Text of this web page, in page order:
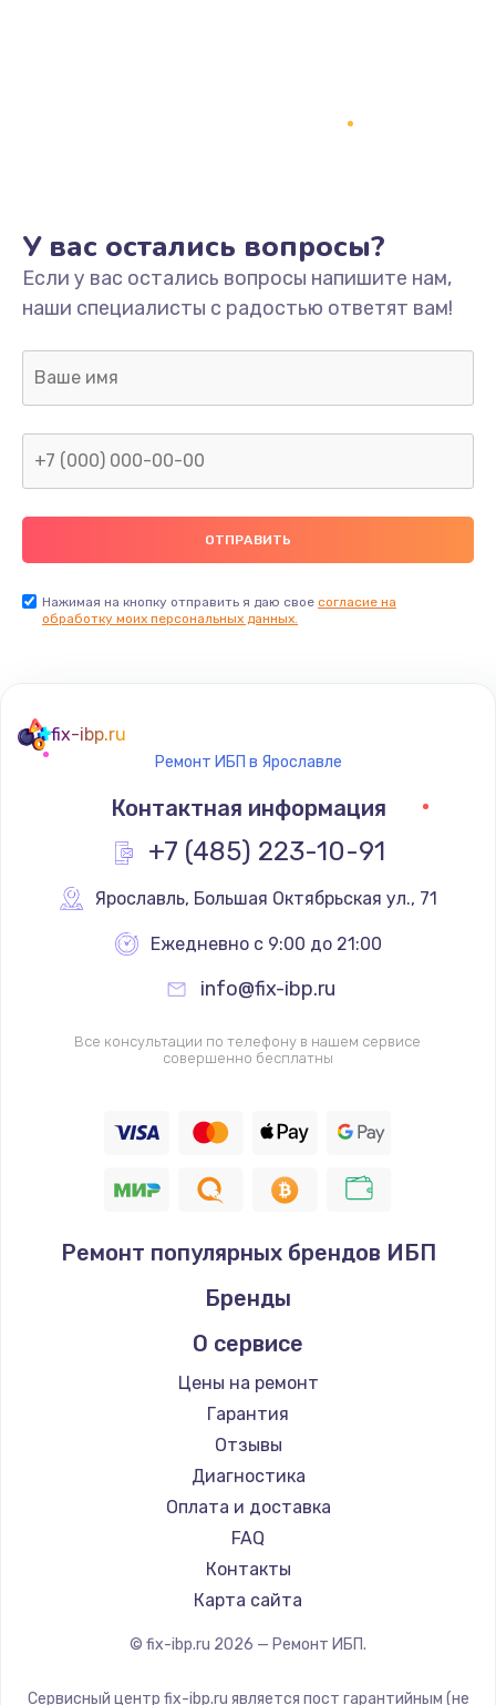
У вас остались вопросы?
Если у вас остались вопросы напишите нам,
наши специалисты с радостью ответят вам!
Нажимая на кнопку отправить я даю свое согласие на
обработку моих персональных данных.
fix-ibp.ru
Ремонт ИБП в Ярославле
Контактная информация
+7 (485) 223-10-91
Ярославль, Большая Октябрьская ул., 71
Ежедневно с 9:00 до 21:00
info@fix-ibp.ru
Все консультации по телефону в нашем сервисе
совершенно бесплатны
Ремонт популярных брендов ИБП
Бренды
О сервисе
Цены на ремонт
Гарантия
Отзывы
Диагностика
Оплата и доставка
FAQ
Контакты
Карта сайта
© fix-ibp.ru 2026 — Ремонт ИБП.
Сервисный центр fix-ibp.ru является пост гарантийным (не